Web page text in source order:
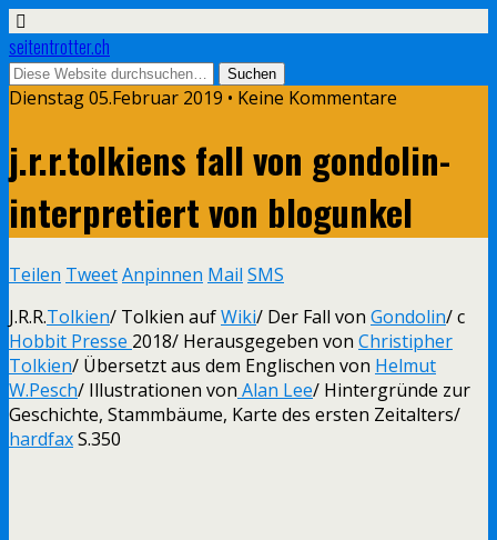
seitentrotter.ch
Dienstag 05.Februar 2019 • Keine Kommentare
j.r.r.tolkiens fall von gondolin-
interpretiert von blogunkel
Teilen TweetAnpinnen Mail SMS
J.R.R.Tolkien/ Tolkien aufWiki/ Der Fall von Gondolin/ c
Hobbit Presse 2018/ Herausgegeben von Christipher
Tolkien/ Übersetzt aus dem Englischen von Helmut
W.Pesch/ Illustrationen von Alan Lee/ Hintergründe zur
Geschichte, Stammbäume, Karte des ersten Zeitalters/
hardfaxS.350